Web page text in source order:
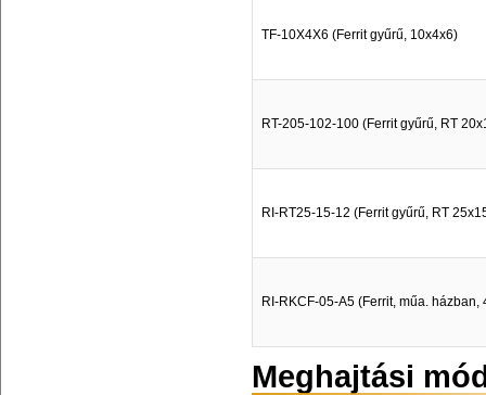
TF-10X4X6 (Ferrit gyűrű, 10x4x6)
RT-205-102-100 (Ferrit gyűrű, RT
RI-RT25-15-12 (Ferrit gyűrű, RT
RI-RKCF-05-A5 (Ferrit, műa.
Meghajtási